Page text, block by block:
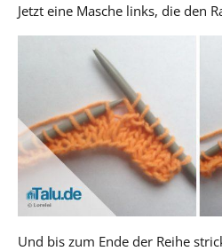
Jetzt eine Masche links, die den
Und bis zum Ende der Reihe